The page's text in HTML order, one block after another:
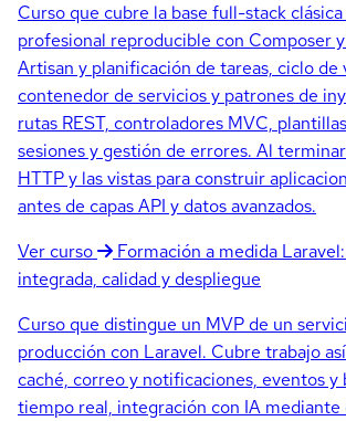
Curso que cubre la base full-stack
profesional reproducible con Composer
Artisan y planificación de tareas, ciclo de
contenedor de servicios y patrones de
rutas REST, controladores MVC,
sesiones y gestión de errores. Al
HTTP y las vistas para construir
antes de capas API y datos avanzados.
Ver curso
Formación a medida
integrada, calidad y despliegue
Curso que distingue un MVP de un
producción con Laravel. Cubre trabajo
caché, correo y notificaciones, eventos y
tiempo real, integración con IA mediante